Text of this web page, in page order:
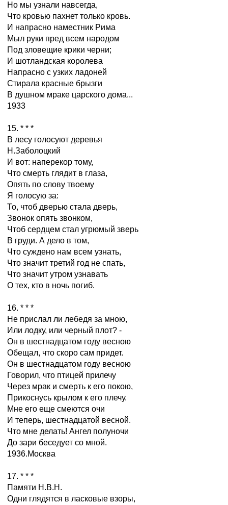
Но мы узнали навсегда,
Что кровью пахнет только кровь.
И напрасно наместник Рима
Мыл руки пред всем народом
Под зловещие крики черни;
И шотландская королева
Напрасно с узких ладоней
Стирала красные брызги
В душном мраке царского дома...
1933
15. * * *
В лесу голосуют деревья
Н.Заболоцкий
И вот: наперекор тому,
Что смерть глядит в глаза,
Опять по слову твоему
Я голосую за:
То, чтоб дверью стала дверь,
Звонок опять звонком,
Чтоб сердцем стал угрюмый зверь
В груди. А дело в том,
Что суждено нам всем узнать,
Что значит третий год не спать,
Что значит утром узнавать
О тех, кто в ночь погиб.
16. * * *
Не прислал ли лебедя за мною,
Или лодку, или черный плот? -
Он в шестнадцатом году весною
Обещал, что скоро сам придет.
Он в шестнадцатом году весною
Говорил, что птицей прилечу
Через мрак и смерть к его покою,
Прикоснусь крылом к его плечу.
Мне его еще смеются очи
И теперь, шестнадцатой весной.
Что мне делать! Ангел полуночи
До зари беседует со мной.
1936.Москва
17. * * *
Памяти Н.В.Н.
Одни глядятся в ласковые взоры,